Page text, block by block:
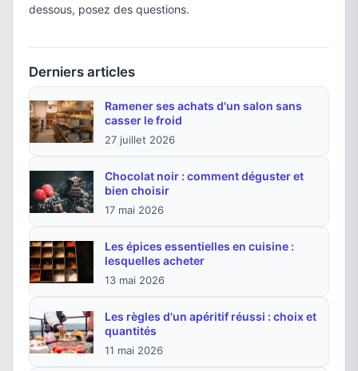
dessous, posez des questions.
Derniers articles
Ramener ses achats d'un salon sans
casser le froid
27 juillet 2026
Chocolat noir : comment déguster et
bien choisir
17 mai 2026
Les épices essentielles en cuisine :
lesquelles acheter
13 mai 2026
Les règles d'un apéritif réussi : choix et
quantités
11 mai 2026